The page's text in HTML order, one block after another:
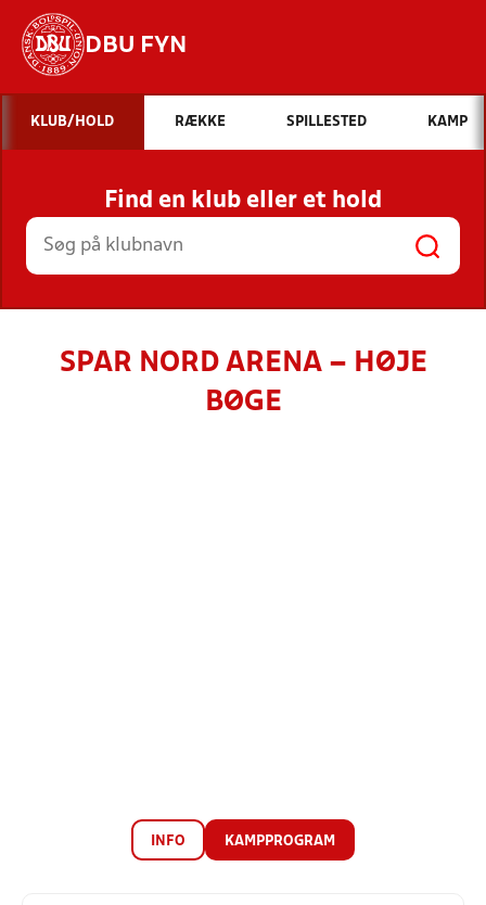
DBU FYN
Hvad vil du søge efter?
INDHOLD OG NYHEDER
STILLINGER, RESULTATER, KLUBBER OG
HOLD
KLUB/HOLD RÆKKE SPILLESTED KAMP
Find en klub eller et hold
SPAR NORD ARENA – HØJE
BØGE
INFO KAMPPROGRAM